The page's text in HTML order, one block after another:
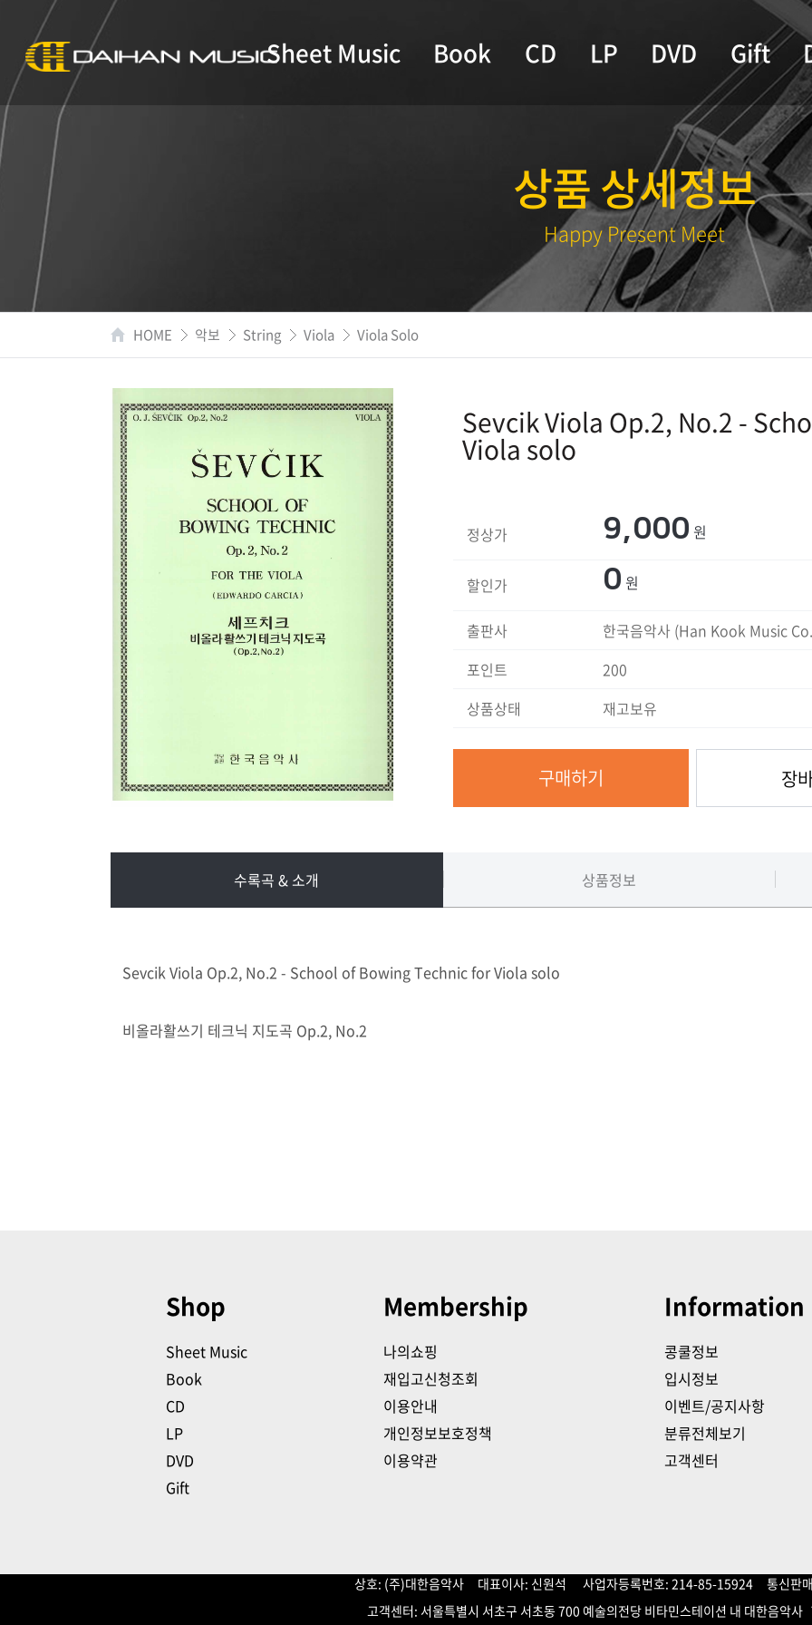
Sheet Music Book CD LP DVD Gift
상품 상세정보
Happy Present Meet
HOME 악보 String Viola Viola Solo
Sevcik Viola Op.2, No.2 -
Viola solo
정상가 9,000 원
할인가 0 원
출판사
한국음악사 (Han Kook Music
포인트
200
상품상태
재고보유
구매하기 장
수록곡 & 소개 상품정보
Sevcik Viola Op.2, No.2 - School of Bowing Technic for Viola solo
비올라활쓰기 테크닉 지도곡 Op.2, No.2
Shop
Sheet Music
Book
CD
LP
DVD
Gift
Membership
나의쇼핑
재입고신청조회
이용안내
개인정보보호정책
이용약관
Information
콩쿨정보
입시정보
이벤트/공지사항
분류전체보기
고객센터
상호: (주)대한음악사 대표이사: 신원석 사업자등록번호: 214-85-15924 통신판
고객센터: 서울특별시 서초구 서초동 700 예술의전당 비타민스테이션 내 대한음악